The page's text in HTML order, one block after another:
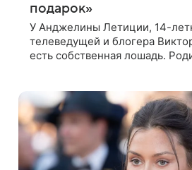
подарок»
У Анджелины Летиции, 14-
телеведущей и блогера
есть собственная лошадь.